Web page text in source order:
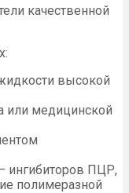
качественной
высокой
или медицинской
ингибиторов ПЦР,
полимеразной